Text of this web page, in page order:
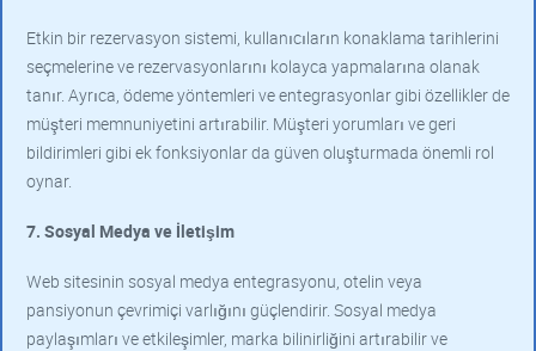
Etkin bir rezervasyon sistemi, kullanıcıların konaklama tarihlerini
seçmelerine ve rezervasyonlarını kolayca yapmalarına olanak
tanır. Ayrıca, ödeme yöntemleri ve entegrasyonlar gibi özellikler de
müşteri memnuniyetini artırabilir. Müşteri yorumları ve geri
bildirimleri gibi ek fonksiyonlar da güven oluşturmada önemli rol
oynar.
7. Sosyal Medya ve İletişim
Web sitesinin sosyal medya entegrasyonu, otelin veya
pansiyonun çevrimiçi varlığını güçlendirir. Sosyal medya
paylaşımları ve etkileşimler, marka bilinirliğini artırabilir ve